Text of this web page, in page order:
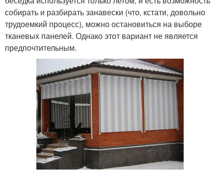
собирать и разбирать занавески (что, кстати, довольно
трудоемкий процесс), можно остановиться на выборе
тканевых панелей. Однако этот вариант не является
предпочтительным.